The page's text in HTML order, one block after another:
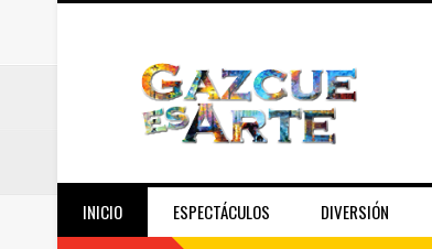
INICIO ESPECTÁCULOS DIVERSIÓN